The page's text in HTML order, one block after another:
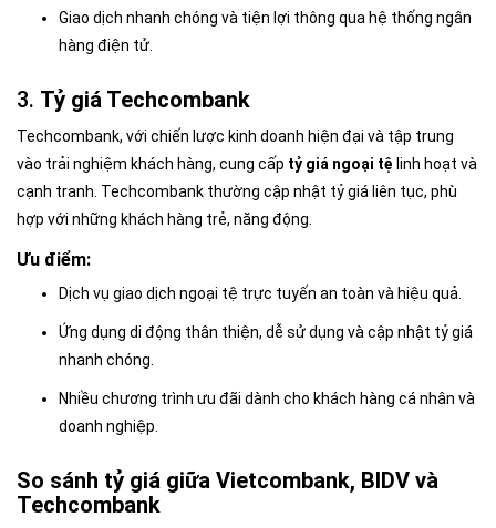
Giao dịch nhanh chóng và tiện lợi thông qua hệ thống ngân
hàng điện tử.
3. Tỷ giá Techcombank
Techcombank, với chiến lược kinh doanh hiện đại và tập trung
vào trải nghiệm khách hàng, cung cấp tỷ giá ngoại tệ linh hoạt và
cạnh tranh. Techcombank thường cập nhật tỷ giá liên tục, phù
hợp với những khách hàng trẻ, năng động.
Ưu điểm:
Dịch vụ giao dịch ngoại tệ trực tuyến an toàn và hiệu quả.
Ứng dụng di động thân thiện, dễ sử dụng và cập nhật tỷ giá
nhanh chóng.
Nhiều chương trình ưu đãi dành cho khách hàng cá nhân và
doanh nghiệp.
So sánh tỷ giá giữa Vietcombank, BIDV và
Techcombank